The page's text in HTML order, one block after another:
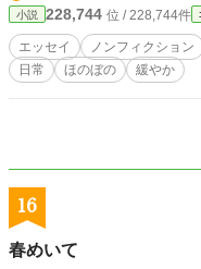
小説 228,744 位 / 228,744件
エッセイ ノンフィクション
日常
ほのぼの 緩やか
16
春めいて